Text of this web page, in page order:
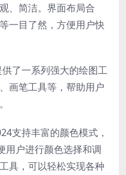
、简洁。界面布局合
一目了然，方便用户快
了一系列强大的绘图工
画笔工具等，帮助用户
支持丰富的颜色模式，
用户进行颜色选择和调
具，可以轻松实现各种